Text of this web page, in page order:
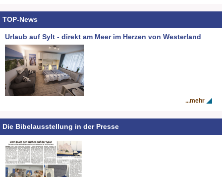
TOP-News
Urlaub auf Sylt - direkt am Meer im Herzen von Westerland
...mehr
Die Bibelausstellung in der Presse